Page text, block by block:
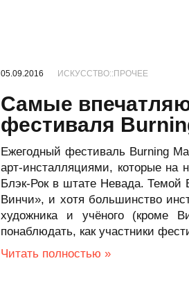
05.09.2016 ИСКУССТВО::ПРОЧЕЕ
Самые
фестиваля
Ежегодный фестиваль Burning
арт-инсталляциями, которые на
Блэк-Рок в штате Невада. Темой
Винчи», и хотя большинство
художника и учёного (кроме
понаблюдать, как участники
Читать полностью »